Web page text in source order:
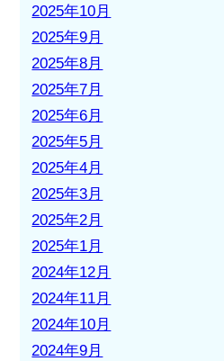
2025年10月
2025年9月
2025年8月
2025年7月
2025年6月
2025年5月
2025年4月
2025年3月
2025年2月
2025年1月
2024年12月
2024年11月
2024年10月
2024年9月